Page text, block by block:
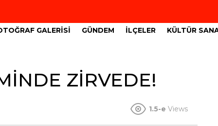
GALERISI GÜNDEM İLÇELER KÜLTÜR
ZİRVEDE!
1.5-e Views